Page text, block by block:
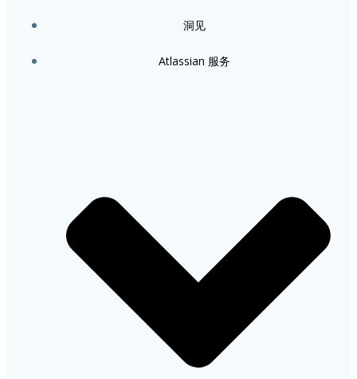
洞见
Atlassian 服务